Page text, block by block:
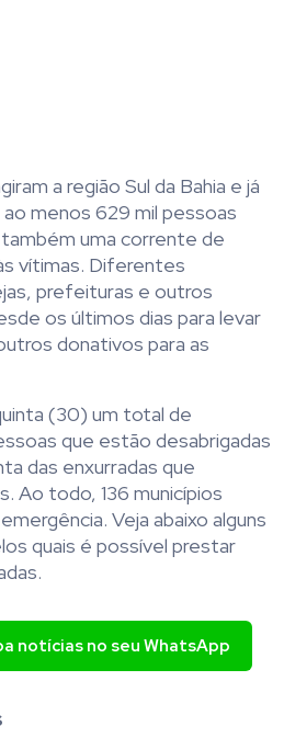
a região Sul da Bahia e já
menos 629 mil pessoas
uma corrente de
vítimas. Diferentes
prefeituras e outros
os últimos dias para levar
donativos para as
(30) um total de
que estão desabrigadas
das enxurradas que
Ao todo, 136 municípios
Veja abaixo alguns
quais é possível prestar
notícias no seu WhatsApp